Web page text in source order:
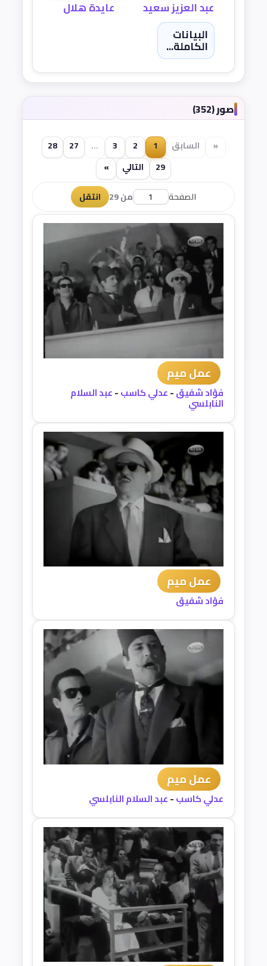
عبد العزيز سعيد
عايدة هلال
البيانات
الكاملة...
صور (352)
« السابق 1
2
3
...
27
28
29
التالي
»
الصفحة
من 29 انتقل
عمل ميم
فؤاد شفيق-عدلي كاسب-عبد السلام
النابلسي
عمل ميم
فؤاد شفيق
عمل ميم
عدلي كاسب-عبد السلام النابلسي